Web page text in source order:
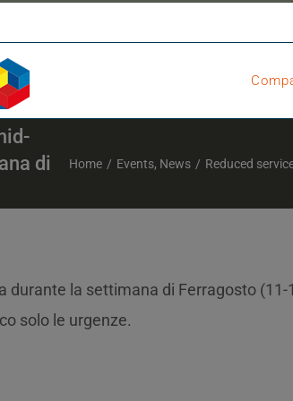
di
Home / Events, News / Reduced
la settimana di Ferragosto (11-
solo le urgenze.